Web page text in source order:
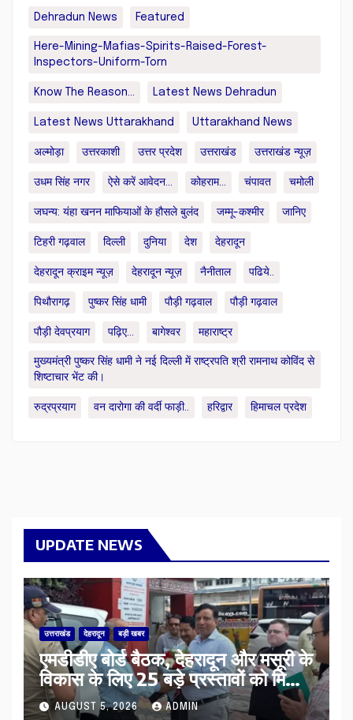
Dehradun News Featured
Here-Mining-Mafias-Spirits-Raised-Forest-
Inspectors-Uniform-Torn
Know The Reason... Latest News Dehradun
Latest News Uttarakhand Uttarakhand News
अल्मोड़ा उत्तरकाशी उत्तर प्रदेश उत्तराखंड उत्तराखंड न्यूज़
उधम सिंह नगर ऐसे करें आवेदन... कोहराम... चंपावत चमोली
जघन्य: यंहा खनन माफियाओं के हौसले बुलंद जम्मू-कश्मीर जानिए
टिहरी गढ़वाल दिल्ली दुनिया देश देहरादून
देहरादून क्राइम न्यूज़ देहरादून न्यूज़ नैनीताल पढिये..
पिथौरागढ़ पुष्कर सिंह धामी पौड़ी गढ़वाल पौड़ी गढ़वाल
पौड़ी देवप्रयाग पढ़िए... बागेश्वर महाराष्ट्र
मुख्यमंत्री पुष्कर सिंह धामी ने नई दिल्ली में राष्ट्रपति श्री रामनाथ कोविंद से
शिष्टाचार भेंट की।
रुद्रप्रयाग वन दारोगा की वर्दी फाड़ी.. हरिद्वार हिमाचल प्रदेश
UPDATE NEWS
उत्तराखंड देहरादून बड़ी खबर
एमडीडीए बोर्ड बैठक, देहरादून और मसूरी के
विकास के लिए 25 बड़े प्रस्तावों को मिली
हरी झंडी
AUGUST 5, 2026 ADMIN